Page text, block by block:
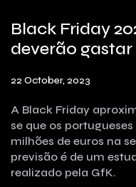
Black Friday
deverão gastar
22 October, 2023
A Black Friday
se que os portugueses
milhões de euros na
previsão é de um
realizado pela GfK.